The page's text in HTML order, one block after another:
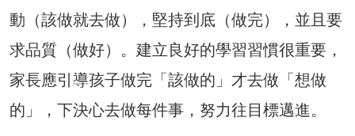
動（該做就去做），堅持到底（做完），並且要
求品質（做好）。建立良好的學習習慣很重要，
家長應引導孩子做完「該做的」才去做「想做
的」，下決心去做每件事，努力往目標邁進。